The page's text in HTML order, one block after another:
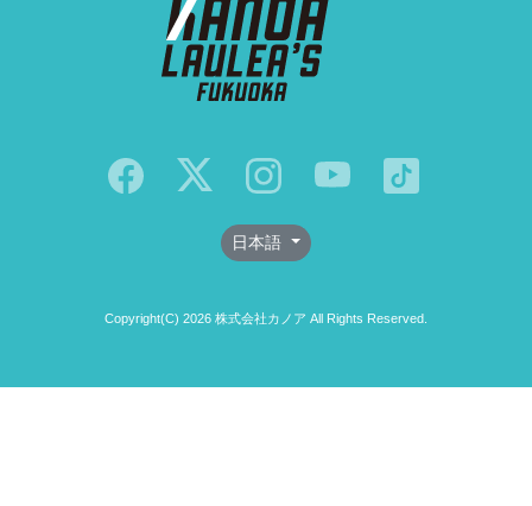
日本語
Copyright(C) 2026 株式会社カノア All Rights Reserved.